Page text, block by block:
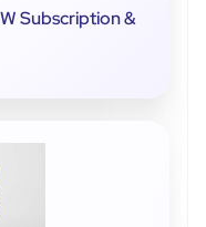
Subscription &